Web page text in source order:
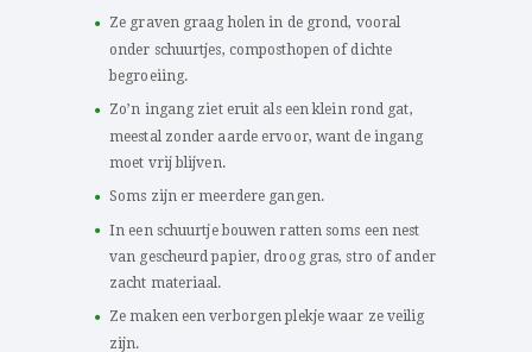
Ze graven graag holen in de grond, vooral
onder schuurtjes, composthopen of dichte
begroeiing.
Zo’n ingang ziet eruit als een klein rond gat,
meestal zonder aarde ervoor, want de ingang
moet vrij blijven.
Soms zijn er meerdere gangen.
In een schuurtje bouwen ratten soms een nest
van gescheurd papier, droog gras, stro of ander
zacht materiaal.
Ze maken een verborgen plekje waar ze veilig
zijn.